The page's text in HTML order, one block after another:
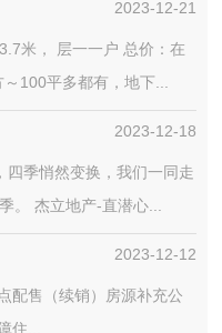
2023-12-21
米， 层一一户 总价：在
100平多都有，地下...
2023-12-18
四季悄然变换，我们一同走
。 杰立地产-直潜心...
2023-12-12
配售（续销）房源补充公
住...